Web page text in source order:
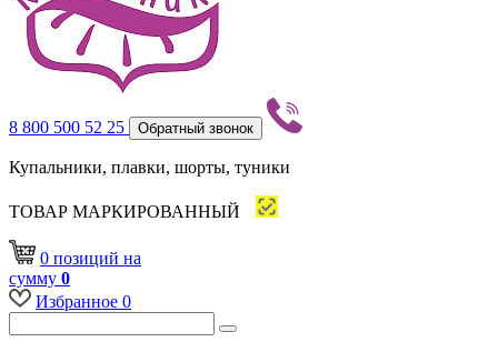
8 800 500 52 25 Обратный звонок
Купальники, плавки, шорты, туники
ТОВАР МАРКИРОВАННЫЙ
0 позиций на
сумму 0
Избранное 0